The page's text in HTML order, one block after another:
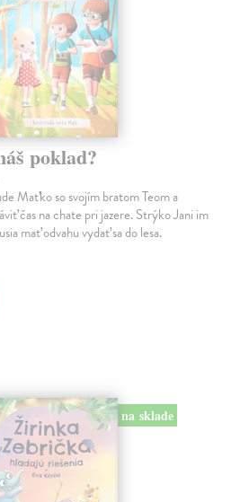
poklad?
Maťko so svojím bratom Teom a
čas na chate pri jazere. Strýko Jani im
mať odvahu vydať sa do lesa.
na sklade